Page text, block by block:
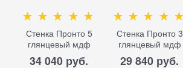
Стенка Пронто 5
глянцевый мдф
34 040 руб.
Стенка Пронто 3
глянцевый мдф
29 840 руб.